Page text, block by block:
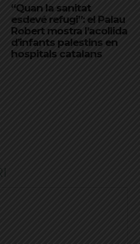
“Quan la sanitat
esdevé refugi”: el Palau
Robert mostra l’acollida
d’infants palestins en
hospitals catalans